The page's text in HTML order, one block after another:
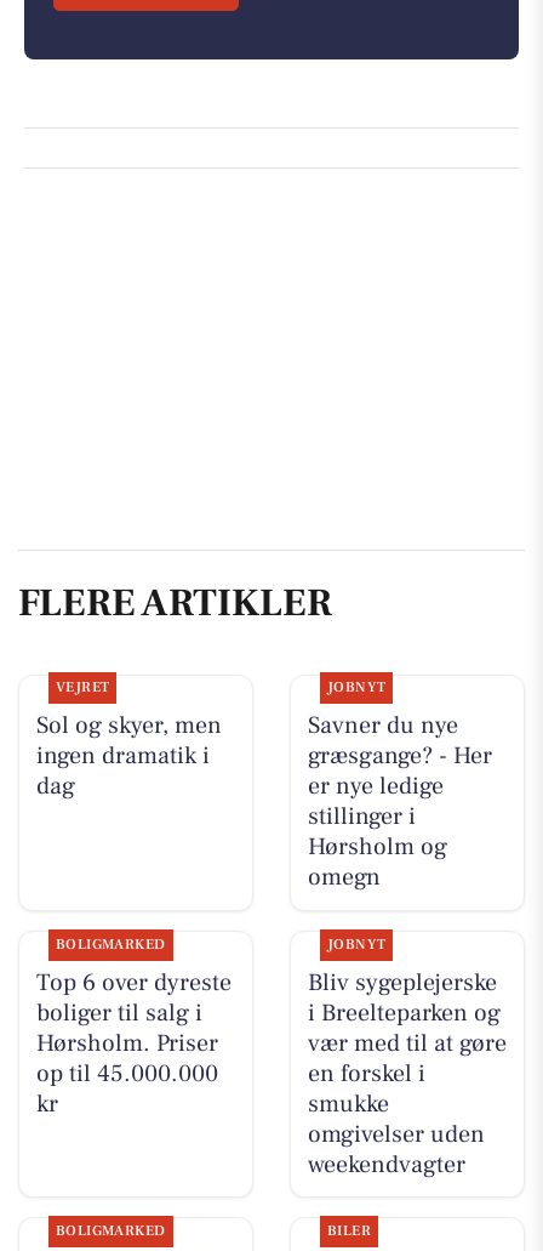
FLERE ARTIKLER
VEJRET
Sol og skyer, men
ingen dramatik i
dag
JOBNYT
Savner du nye
græsgange? - Her
er nye ledige
stillinger i
Hørsholm og
omegn
BOLIGMARKED
Top 6 over dyreste
boliger til salg i
Hørsholm. Priser
op til 45.000.000
kr
JOBNYT
Bliv sygeplejerske
i Breelteparken og
vær med til at gøre
en forskel i
smukke
omgivelser uden
weekendvagter
BOLIGMARKED BILER